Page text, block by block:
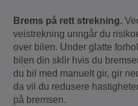
Brems på rett strekning.
veistrekning unngår du
over bilen. Under glatte
bilen din sklir hvis du
du bil med manuelt gir, gir
da vil du redusere
på bremsen.